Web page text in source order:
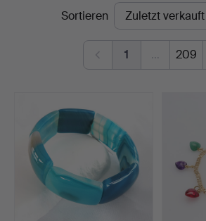
EndpreiseSortieren
1 … 209